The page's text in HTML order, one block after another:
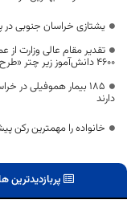
یشتازی خراسان جنوبی در
تقدیر مقام عالی وزارت
۴۶۰۰ دانش‌آموز زیر چتر «طرح حامی»
۱۸۵ بیمار هموفیلی
دارند
خانواده را مهمترین رکن
پربازدیدترین ها